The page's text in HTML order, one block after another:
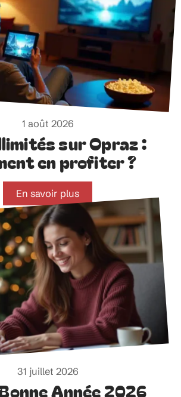
1 août 2026
sur Opraz :
en profiter ?
En savoir plus
31 juillet 2026
Année 2026